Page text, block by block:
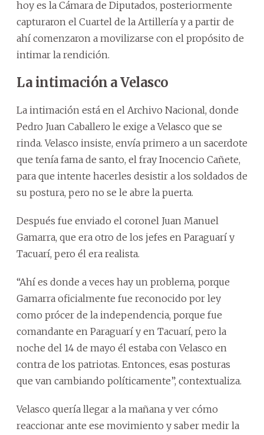
hoy es la Cámara de Diputados, posteriormente
capturaron el Cuartel de la Artillería y a partir de
ahí comenzaron a movilizarse con el propósito de
intimar la rendición.
La intimación a Velasco
La intimación está en el Archivo Nacional, donde
Pedro Juan Caballero le exige a Velasco que se
rinda. Velasco insiste, envía primero a un sacerdote
que tenía fama de santo, el fray Inocencio Cañete,
para que intente hacerles desistir a los soldados de
su postura, pero no se le abre la puerta.
Después fue enviado el coronel Juan Manuel
Gamarra, que era otro de los jefes en Paraguarí y
Tacuarí, pero él era realista.
“Ahí es donde a veces hay un problema, porque
Gamarra oficialmente fue reconocido por ley
como prócer de la independencia, porque fue
comandante en Paraguarí y en Tacuarí, pero la
noche del 14 de mayo él estaba con Velasco en
contra de los patriotas. Entonces, esas posturas
que van cambiando políticamente”, contextualiza.
Velasco quería llegar a la mañana y ver cómo
reaccionar ante ese movimiento y saber medir la